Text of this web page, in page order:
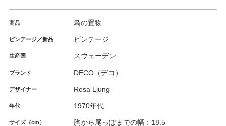
商品 鳥の置物
ビンテージ／新品 ビンテージ
生産国 スウェーデン
ブランド DECO（デコ）
デザイナー Rosa Ljung
年代 1970年代
サイズ（cm）
胸から尾っぽまでの幅：18.5